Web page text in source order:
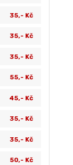
35,- Kč
35,- Kč
35,- Kč
55,- Kč
45,- Kč
35,- Kč
35,- Kč
50,- Kč